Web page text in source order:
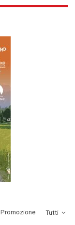
Tutti
­Promozione